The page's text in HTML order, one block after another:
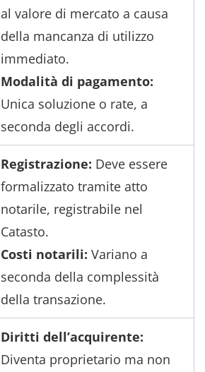
al valore di mercato a causa
della mancanza di utilizzo
immediato.
Modalità di pagamento:
Unica soluzione o rate, a
seconda degli accordi.
Registrazione: Deve essere
formalizzato tramite atto
notarile, registrabile nel
Catasto.
Costi notarili: Variano a
seconda della complessità
della transazione.
Diritti dell’acquirente:
Diventa proprietario ma non